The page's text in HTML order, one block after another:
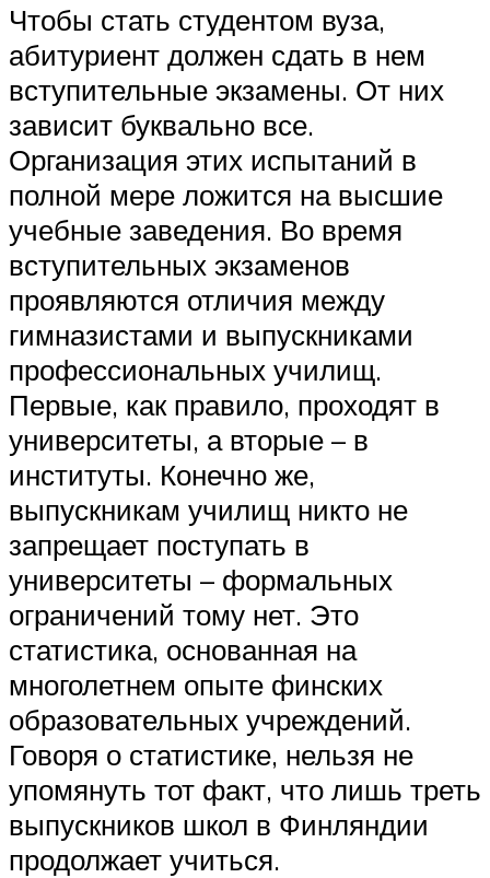
Чтобы стать студентом вуза,
абитуриент должен сдать в нем
вступительные экзамены. От них
зависит буквально все.
Организация этих испытаний в
полной мере ложится на высшие
учебные заведения. Во время
вступительных экзаменов
проявляются отличия между
гимназистами и выпускниками
профессиональных училищ.
Первые, как правило, проходят в
университеты, а вторые – в
институты. Конечно же,
выпускникам училищ никто не
запрещает поступать в
университеты – формальных
ограничений тому нет. Это
статистика, основанная на
многолетнем опыте финских
образовательных учреждений.
Говоря о статистике, нельзя не
упомянуть тот факт, что лишь треть
выпускников школ в Финляндии
продолжает учиться.